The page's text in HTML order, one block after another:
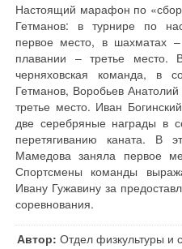
Настоящий марафон по
Гетманов: в турнире по
первое место, в шахматах
плавании – третье место.
черняховская команда, в
Гетманов, Воробьев
третье место. Иван
две серебряные награды в
перетягиванию каната. В
Мамедова заняла первое
Спортсмены команды
Ивану Гужавину за
соревнования.
Автор: Отдел физкультуры и